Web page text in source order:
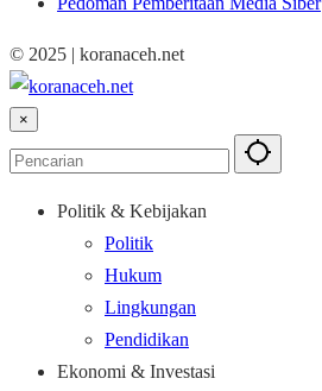
© 2025 | koranaceh.net
×
Politik & Kebijakan
Politik
Hukum
Lingkungan
Pendidikan
Ekonomi & Investasi